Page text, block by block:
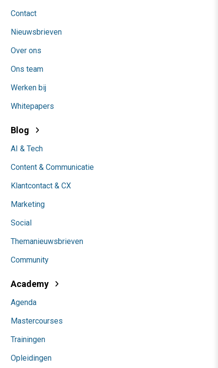
Contact
Nieuwsbrieven
Over ons
Ons team
Werken bij
Whitepapers
Blog
AI & Tech
Content & Communicatie
Klantcontact & CX
Marketing
Social
Themanieuwsbrieven
Community
Academy
Agenda
Mastercourses
Trainingen
Opleidingen